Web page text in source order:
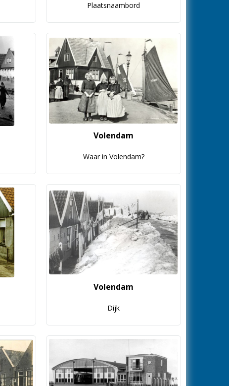
Plaatsnaambord
Volendam
Waar in Volendam?
Volendam
Dijk